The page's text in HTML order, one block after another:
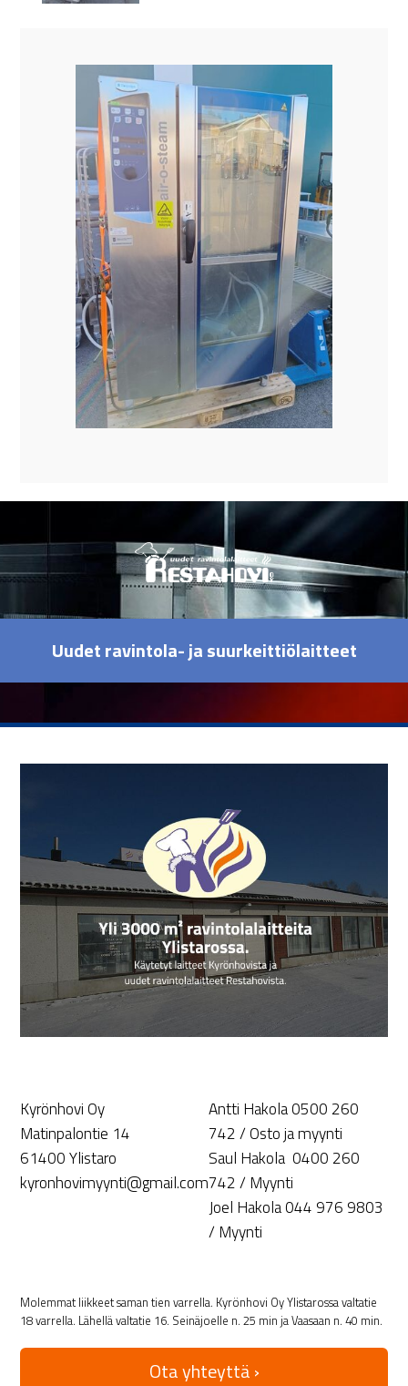
Uudet ravintola- ja suurkeittiölaitteet
Kyrönhovi Oy
Matinpalontie 14
61400 Ylistaro
kyronhovimyynti@gmail.com
Antti Hakola 0500 260
742 / Osto ja myynti
Saul Hakola 0400 260
742 / Myynti
Joel Hakola 044 976 9803
/ Myynti
Molemmat liikkeet saman tien varrella. Kyrönhovi Oy Ylistarossa valtatie
18 varrella. Lähellä valtatie 16. Seinäjoelle n. 25 min ja Vaasaan n. 40 min.
Ota yhteyttä ›